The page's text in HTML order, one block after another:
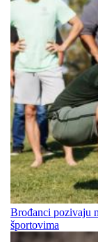
Brođanci pozivaju
športovima